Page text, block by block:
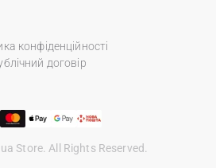
конфіденційності
договір
Store. All Rights Reserved.